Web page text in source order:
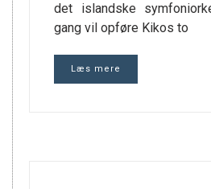
det islandske
gang vil opføre Kikos to
Læs mere